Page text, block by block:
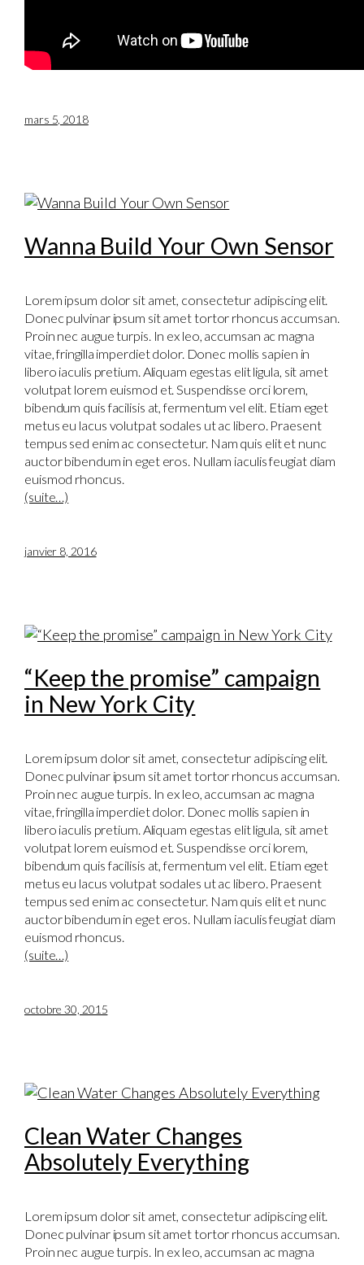
mars 5, 2018
Wanna Build Your Own Sensor
Lorem ipsum dolor sit amet, consectetur adipiscing elit.
Donec pulvinar ipsum sit amet tortor rhoncus accumsan.
Proin nec augue turpis. In ex leo, accumsan ac magna
vitae, fringilla imperdiet dolor. Donec mollis sapien in
libero iaculis pretium. Aliquam egestas elit ligula, sit amet
volutpat lorem euismod et. Suspendisse orci lorem,
bibendum quis facilisis at, fermentum vel elit. Etiam eget
metus eu lacus volutpat sodales ut ac libero. Praesent
tempus sed enim ac consectetur. Nam quis elit et nunc
auctor bibendum in eget eros. Nullam iaculis feugiat diam
euismod rhoncus.
(suite…)
janvier 8, 2016
“Keep the promise” campaign
in New York City
Lorem ipsum dolor sit amet, consectetur adipiscing elit.
Donec pulvinar ipsum sit amet tortor rhoncus accumsan.
Proin nec augue turpis. In ex leo, accumsan ac magna
vitae, fringilla imperdiet dolor. Donec mollis sapien in
libero iaculis pretium. Aliquam egestas elit ligula, sit amet
volutpat lorem euismod et. Suspendisse orci lorem,
bibendum quis facilisis at, fermentum vel elit. Etiam eget
metus eu lacus volutpat sodales ut ac libero. Praesent
tempus sed enim ac consectetur. Nam quis elit et nunc
auctor bibendum in eget eros. Nullam iaculis feugiat diam
euismod rhoncus.
(suite…)
octobre 30, 2015
Clean Water Changes
Absolutely Everything
Lorem ipsum dolor sit amet, consectetur adipiscing elit.
Donec pulvinar ipsum sit amet tortor rhoncus accumsan.
Proin nec augue turpis. In ex leo, accumsan ac magna